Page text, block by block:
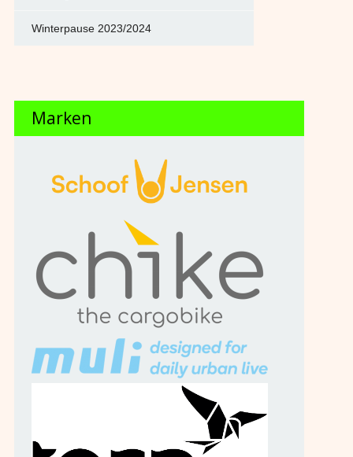
Winterpause 2023/2024
Marken